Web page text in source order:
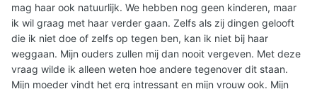
mag haar ook natuurlijk. We hebben nog geen kinderen, maar
ik wil graag met haar verder gaan. Zelfs als zij dingen gelooft
die ik niet doe of zelfs op tegen ben, kan ik niet bij haar
weggaan. Mijn ouders zullen mij dan nooit vergeven. Met deze
vraag wilde ik alleen weten hoe andere tegenover dit staan.
Mijn moeder vindt het erg intressant en mijn vrouw ook. Mijn